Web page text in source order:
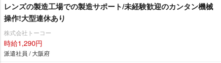
レンズの製造工場での製造サポート/未経験歓迎のカンタン機械
操作!大型連休あり
株式会社トーコー
時給1,290円
派遣社員 / 大阪府